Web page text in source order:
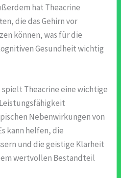
hat Theacrine
die das Gehirn vor
können, was für die
Gesundheit wichtig
Theacrine eine wichtige
Nebenwirkungen von
kann helfen, die
und die geistige Klarheit
wertvollen Bestandteil